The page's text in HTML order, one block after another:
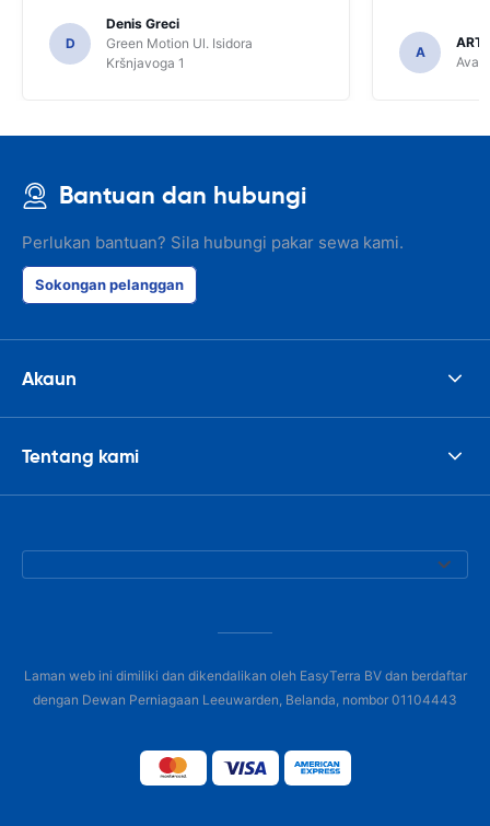
D
Denis Greci
Green Motion Ul. Isidora
Kršnjavoga 1
A
Bantuan dan hubungi
Perlukan bantuan? Sila hubungi pakar sewa kami.
Sokongan pelanggan
Akaun
Tentang kami
Laman web ini dimiliki dan dikendalikan oleh EasyTerra BV dan berdaftar
dengan Dewan Perniagaan Leeuwarden, Belanda, nombor 01104443